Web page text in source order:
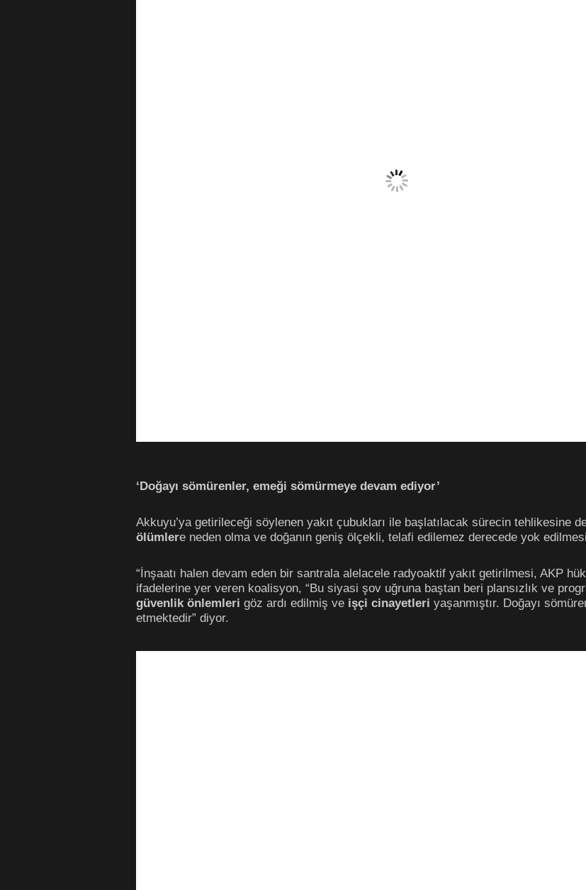
‘Doğayı sömürenler, emeği sömürmeye devam ediyor’
Akkuyu’ya getirileceği söylenen yakıt çubukları ile başlatılacak sürecin tehlikesine
ölümlere neden olma ve doğanın geniş ölçekli, telafi edilemez derecede yok edilmesi
“İnşaatı halen devam eden bir santrala alelacele radyoaktif yakıt getirilmesi, AKP
ifadelerine yer veren koalisyon, “Bu siyasi şov uğruna baştan beri plansızlık ve
güvenlik önlemleri göz ardı edilmiş ve işçi cinayetleri yaşanmıştır. Doğayı
etmektedir” diyor.